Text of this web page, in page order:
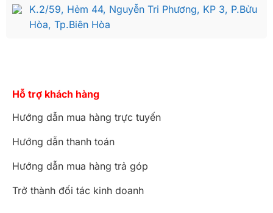
K.2/59, Hẻm 44, Nguyễn Tri Phương, KP 3, P.Bửu
Hòa, Tp.Biên Hòa
Hỗ trợ khách hàng
Hướng dẫn mua hàng trực tuyến
Hướng dẫn thanh toán
Hướng dẫn mua hàng trả góp
Trở thành đối tác kinh doanh